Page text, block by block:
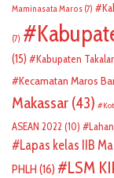
Maminasata Maros (7)
(7)
(15)
Kabupaten Takalar
Kecamatan Maros
Makassar (43)
ASEAN 2022 (10)
Lapas kelas IIB
PHLH (16) LSM